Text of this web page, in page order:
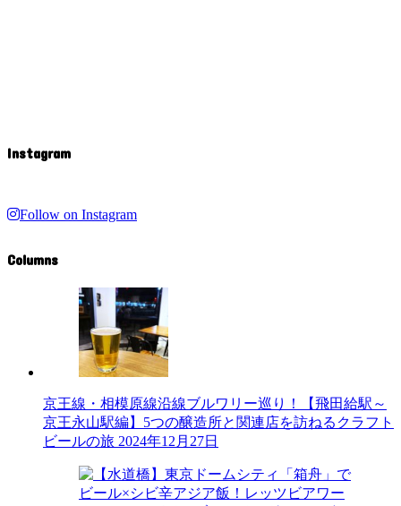
Instagram
Follow on Instagram
Columns
京王線・相模原線沿線ブルワリー巡り！【飛田給駅～
京王永山駅編】5つの醸造所と関連店を訪ねるクラフト
ビールの旅 2024年12月27日